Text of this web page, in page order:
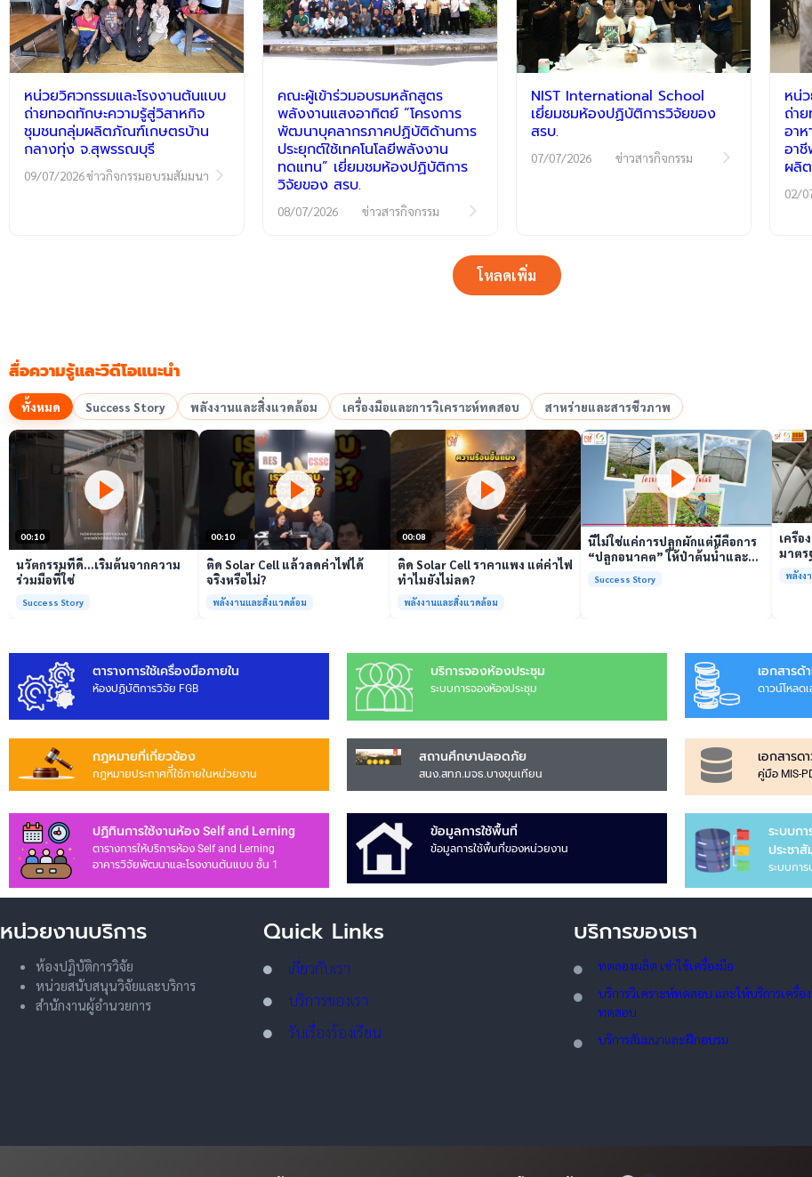
หน่วยวิศวกรรมและโรงงานต้นแบบ
ถ่ายทอดทักษะความรู้สู่วิสาหกิจ
ชุมชนกลุ่มผลิตภัณฑ์เกษตรบ้าน
กลางทุ่ง จ.สุพรรณบุรี
09/07/2026ข่าวกิจกรรมอบรมสัมมนา
คณะผู้เข้าร่วมอบรมหลักสูตร
พลังงานแสงอาทิตย์ “โครงการ
พัฒนาบุคลากรภาคปฏิบัติด้านการ
ประยุกต์ใช้เทคโนโลยีพลังงาน
ทดแทน” เยี่ยมชมห้องปฏิบัติการ
วิจัยของ สรบ.
08/07/2026 ข่าวสารกิจกรรม
NIST International School
เยี่ยมชมห้องปฏิบัติการวิจัยของ
สรบ.
07/07/2026 ข่าวสารกิจกรรม
หน่
ถ่า
อา
อา
ผลิ
02/
โหลดเพิ่ม
สื่อความรู้และวิดีโอแนะนำ
ทั้งหมด Success Story พลังงานและสิ่งแวดล้อม เครื่องมือและการวิเคราะห์ทดสอบ สาหร่ายและสารชีวภาพ
เล่นวิดีโอ
00:10
นวัตกรรมที่ดี…เริ่มต้นจากความ
ร่วมมือที่ใช่
Success Story
เล่นวิดีโอ
00:10
ติด Solar Cell แล้วลดค่าไฟได้
จริงหรือไม่?
พลังงานและสิ่งแวดล้อม
เล่นวิดีโอ
00:08
ติด Solar Cell ราคาแพง แต่ค่าไฟ
ทำไมยังไม่ลด?
พลังงานและสิ่งแวดล้อม
เล่นวิดีโอ
นี่ไม่ใช่แค่การปลูกผักแต่นี่คือการ
“ปลูกอนาคต” ให้ป่าต้นน้ำและ
Success Story
เครื่อ
มาตร
รับร
พร้อ
พลังง
ตารางการใช้เครื่องมือภายใน
ห้องปฏิบัติการวิจัย FGB
บริการจองห้องประชุม
ระบบการจองห้องประชุม
เอกสารด้
ดาวน์โหลด
กฎหมายที่เกี่ยวข้อง
กฎหมายประกาศทีี่ใช้ภายในหน่วยงาน
สถานศึกษาปลอดภัย
สนง.สทภ.มจธ.บางขุนเทียน
เอกสารด
คู่มือ MIS-
ปฏิทินการใช้งานห้อง Self and Lerning
ตารางการให้บริการห้อง Self and Lerning
อาคารวิจัยพัฒนาและโรงงานต้นแบบ ชั้น 1
ข้อมูลการใช้พื้นที่
ข้อมูลการใช้พื้นที่ของหน่วยงาน
ระบบก
ประชา
ระบบกา
หน่วยงานบริการ
ห้องปฏิบัติการวิจัย
หน่วยสนับสนุนวิจัยและบริการ
สำนักงานผู้อำนวยการ
Quick Links
เกี่ยวกับเรา
บริการของเรา
รับเรื่องร้องเรียน
บริการของเรา
ทดลองผลิต เช่าใช้เครื่องมือ
บริการวิเคราะห์ทดสอบ และให้บริการเครื่อ
ทดสอบ
บริการสัมมนาและฝึกอบรม